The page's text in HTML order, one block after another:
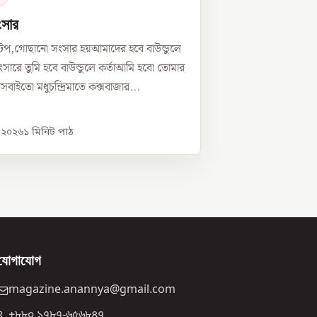
সংসার হয়আমাদের হবে বাউন্ডুলে
তুমি হবে বাউন্ডুলে কর্তাআমি হবো তোমার
মধুচন্দ্রিমাতে কক্সবাজার...
১ মিনিট পাঠ
magazine.anannya@gmail.com